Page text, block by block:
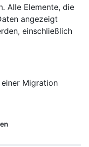
Alle Elemente, die
angezeigt
einschließlich
Migration